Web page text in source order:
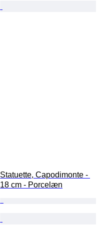
Statuette, Capodimonte -
18 cm - Porcelæn